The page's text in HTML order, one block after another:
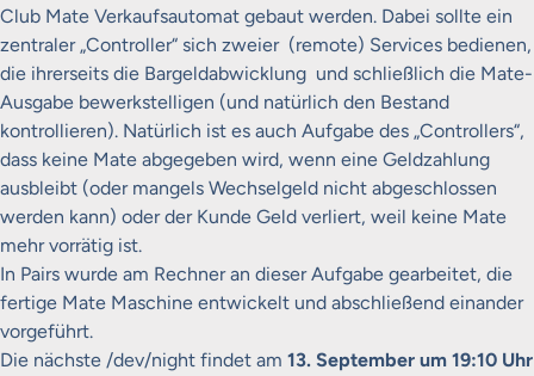
Club Mate Verkaufsautomat gebaut werden. Dabei sollte ein
zentraler „Controller“ sich zweier (remote) Services bedienen,
die ihrerseits die Bargeldabwicklung und schließlich die Mate-
Ausgabe bewerkstelligen (und natürlich den Bestand
kontrollieren). Natürlich ist es auch Aufgabe des „Controllers“,
dass keine Mate abgegeben wird, wenn eine Geldzahlung
ausbleibt (oder mangels Wechselgeld nicht abgeschlossen
werden kann) oder der Kunde Geld verliert, weil keine Mate
mehr vorrätig ist.
In Pairs wurde am Rechner an dieser Aufgabe gearbeitet, die
fertige Mate Maschine entwickelt und abschließend einander
vorgeführt.
Die nächste /dev/night findet am 13. September um 19:10 Uhr